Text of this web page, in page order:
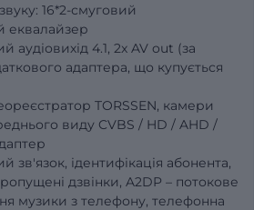
16*2-смуговий
еквалайзер
аудіовихід 4.1, 2x AV out (за
адаптера, що купується
TORSSEN, камери
виду CVBS / HD / AHD /
зв'язок, ідентифікація абонента,
дзвінки, A2DP – потокове
музики з телефону, телефонна